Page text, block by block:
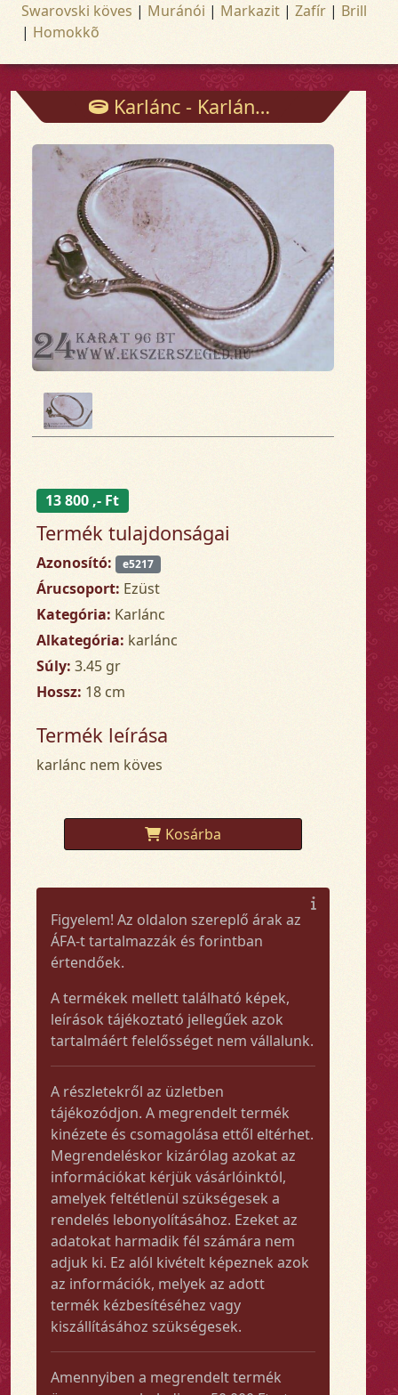
Swarovski köves | Muránói | Markazit | Zafír | Brill
| Homokkõ
Karlánc - Karlánc - Arany és ezüst ékszerek
13 800 ,- Ft
Termék tulajdonságai
Azonosító: e5217
Árucsoport: Ezüst
Kategória: Karlánc
Alkategória: karlánc
Súly: 3.45 gr
Hossz: 18 cm
Termék leírása
karlánc nem köves
Kosárba
Figyelem! Az oldalon szereplő árak az
ÁFA-t tartalmazzák és forintban
értendőek.
A termékek mellett található képek,
leírások tájékoztató jellegűek azok
tartalmáért felelősséget nem vállalunk.
A részletekről az üzletben
tájékozódjon. A megrendelt termék
kinézete és csomagolása ettől eltérhet.
Megrendeléskor kizárólag azokat az
információkat kérjük vásárlóinktól,
amelyek feltétlenül szükségesek a
rendelés lebonyolításához. Ezeket az
adatokat harmadik fél számára nem
adjuk ki. Ez alól kivételt képeznek azok
az információk, melyek az adott
termék kézbesítéséhez vagy
kiszállításához szükségesek.
Amennyiben a megrendelt termék